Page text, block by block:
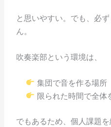
と思いやすい。でも、必
ん。
吹奏楽部という環境は、
集団で音を作る場所
限られた時間で全体
でもあるため、個人課題